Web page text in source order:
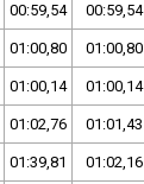
00:59,54 00:59,54
01:00,80 01:00,80
01:00,14 01:00,14
01:02,76 01:01,43
01:39,81 01:02,16